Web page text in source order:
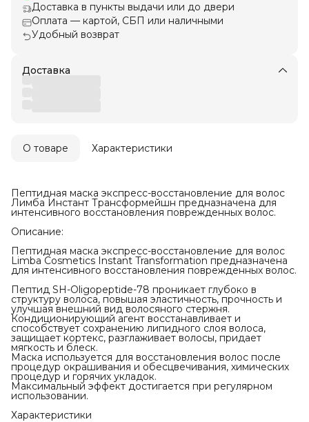
Доставка в пункты выдачи или до двери
Оплата — картой, СБП или наличными
Удобный возврат
Доставка
О товаре Характеристики
Пептидная маска экспресс-восстановление для волос
Лимба Инстант Трансформейшн предназначена для
интенсивного восстановления поврежденных волос.
Описание:
Пептидная маска экспресс-восстановление для волос
Limba Cosmetics Instant Transformation предназначена
для интенсивного восстановления поврежденных волос.
Пептид SH-Oligopeptide-78 проникает глубоко в
структуру волоса, повышая эластичность, прочность и
улучшая внешний вид волосяного стержня.
Кондиционирующий агент восстанавливает и
способствует сохранению липидного слоя волоса,
защищает кортекс, разглаживает волосы, придает
мягкость и блеск.
Маска используется для восстановления волос после
процедур окрашивания и обесцвечивания, химических
процедур и горячих укладок.
Максимальный эффект достигается при регулярном
использовании.
Характеристики